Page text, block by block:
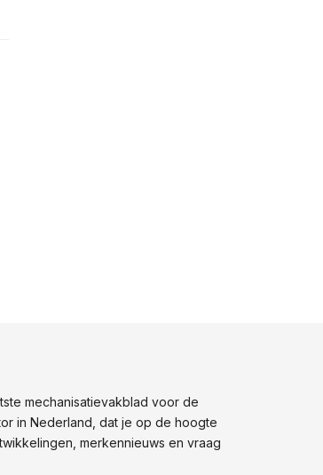
mechanisatievakblad voor de
in Nederland, dat je op de hoogte
merkennieuws en vraag